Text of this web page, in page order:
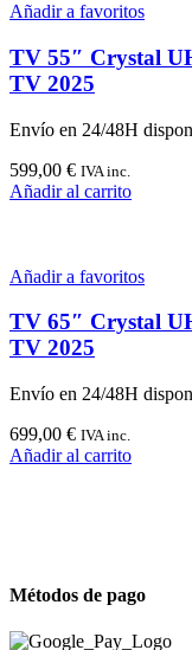
Añadir a favoritos
TV 55″ Crystal
TV 2025
Envío en 24/48H
599,00 € IVA inc.
Añadir al carrito
Añadir a favoritos
TV 65″ Crystal
TV 2025
Envío en 24/48H
699,00 € IVA inc.
Añadir al carrito
Métodos de pago